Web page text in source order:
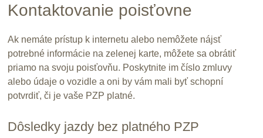
Kontaktovanie poisťovne
Ak nemáte prístup k internetu alebo nemôžete nájsť
potrebné informácie na zelenej karte, môžete sa obrátiť
priamo na svoju poisťovňu. Poskytnite im číslo zmluvy
alebo údaje o vozidle a oni by vám mali byť schopní
potvrdiť, či je vaše PZP platné.
Dôsledky jazdy bez platného PZP